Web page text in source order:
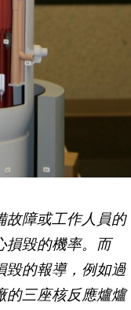
故障或工作人員的
損毀的機率。而
毀的報導，例如過
的三座核反應爐爐